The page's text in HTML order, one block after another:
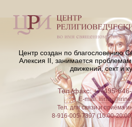
Центр создан по благословению
Алексия II, занимается
движений, сект и
Тел./факс: +7-495-
E-mail:
Тел. для связи и приёма
8-916-005-7397 (10:00-